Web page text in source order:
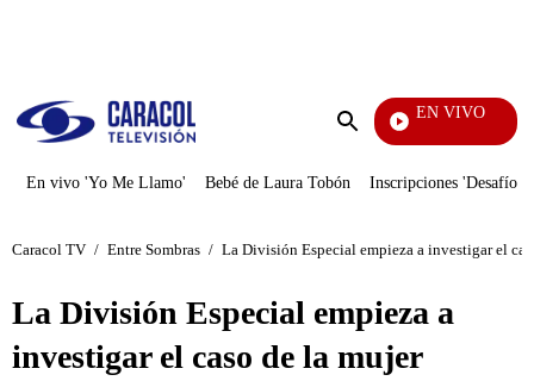
Enviar
EN VIVO
Día A Día
En vivo 'Yo Me Llamo' Bebé de Laura Tobón Inscripciones 'Desafío'
Caracol TV / Entre Sombras / La División Especial empieza a investigar el
La División Especial empieza a
investigar el caso de la mujer